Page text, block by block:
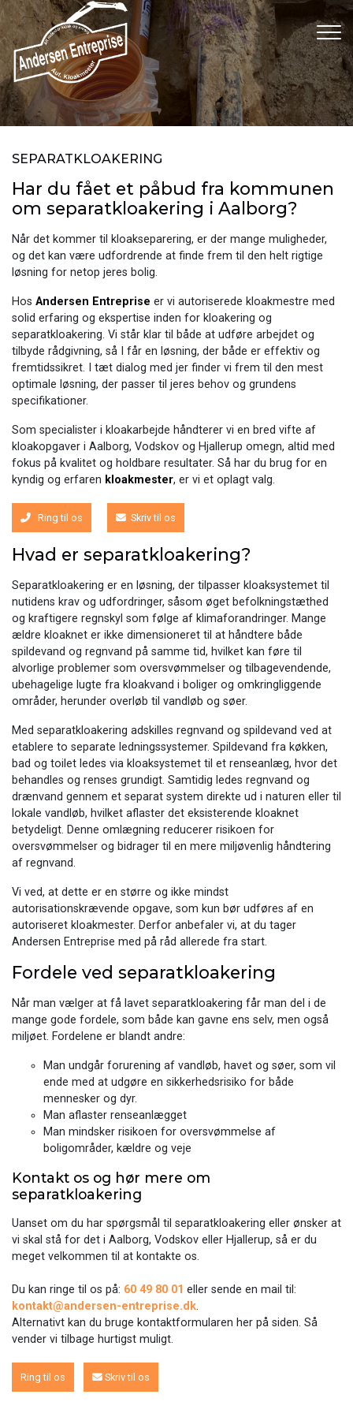
Gå
til
hovedindhold
SEPARATKLOAKERING
Har du fået et påbud fra kommunen
om separatkloakering i Aalborg?
Når det kommer til kloakseparering, er der mange muligheder,
og det kan være udfordrende at finde frem til den helt rigtige
løsning for netop jeres bolig.
Hos Andersen Entreprise er vi autoriserede kloakmestre med
solid erfaring og ekspertise inden for kloakering og
separatkloakering. Vi står klar til både at udføre arbejdet og
tilbyde rådgivning, så I får en løsning, der både er effektiv og
fremtidssikret. I tæt dialog med jer finder vi frem til den mest
optimale løsning, der passer til jeres behov og grundens
specifikationer.
Som specialister i kloakarbejde håndterer vi en bred vifte af
kloakopgaver i Aalborg, Vodskov og Hjallerup omegn, altid med
fokus på kvalitet og holdbare resultater. Så har du brug for en
kyndig og erfaren kloakmester, er vi et oplagt valg.
Ring til os Skriv til os
Hvad er separatkloakering?
Separatkloakering er en løsning, der tilpasser kloaksystemet til
nutidens krav og udfordringer, såsom øget befolkningstæthed
og kraftigere regnskyl som følge af klimaforandringer. Mange
ældre kloaknet er ikke dimensioneret til at håndtere både
spildevand og regnvand på samme tid, hvilket kan føre til
alvorlige problemer som oversvømmelser og tilbagevendende,
ubehagelige lugte fra kloakvand i boliger og omkringliggende
områder, herunder overløb til vandløb og søer.
Med separatkloakering adskilles regnvand og spildevand ved at
etablere to separate ledningssystemer. Spildevand fra køkken,
bad og toilet ledes via kloaksystemet til et renseanlæg, hvor det
behandles og renses grundigt. Samtidig ledes regnvand og
drænvand gennem et separat system direkte ud i naturen eller til
lokale vandløb, hvilket aflaster det eksisterende kloaknet
betydeligt. Denne omlægning reducerer risikoen for
oversvømmelser og bidrager til en mere miljøvenlig håndtering
af regnvand.
Vi ved, at dette er en større og ikke mindst
autorisationskrævende opgave, som kun bør udføres af en
autoriseret kloakmester. Derfor anbefaler vi, at du tager
Andersen Entreprise med på råd allerede fra start.
Fordele ved separatkloakering
Når man vælger at få lavet separatkloakering får man del i de
mange gode fordele, som både kan gavne ens selv, men også
miljøet. Fordelene er blandt andre:
Man undgår forurening af vandløb, havet og søer, som vil
ende med at udgøre en sikkerhedsrisiko for både
mennesker og dyr.
Man aflaster renseanlægget
Man mindsker risikoen for oversvømmelse af
boligområder, kældre og veje
Kontakt os og hør mere om
separatkloakering
Uanset om du har spørgsmål til separatkloakering eller ønsker at
vi skal stå for det i Aalborg, Vodskov eller Hjallerup, så er du
meget velkommen til at kontakte os.
Du kan ringe til os på: 60 49 80 01 eller sende en mail til:
kontakt@andersen-entreprise.dk.
Alternativt kan du bruge kontaktformularen her på siden. Så
vender vi tilbage hurtigst muligt.
Ring til os Skriv til os